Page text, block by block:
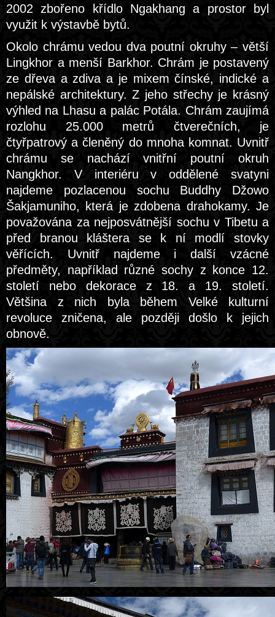
2002 zbořeno křídlo Ngakhang a prostor byl
využit k výstavbě bytů.
Okolo chrámu vedou dva poutní okruhy – větší
Lingkhor a menší Barkhor. Chrám je postavený
ze dřeva a zdiva a je mixem čínské, indické a
nepálské architektury. Z jeho střechy je krásný
výhled na Lhasu a palác Potála. Chrám zaujímá
rozlohu 25.000 metrů čtverečních, je
čtyřpatrový a členěný do mnoha komnat. Uvnitř
chrámu se nachází vnitřní poutní okruh
Nangkhor. V interiéru v oddělené svatyni
najdeme pozlacenou sochu Buddhy Džowo
Šakjamuniho, která je zdobena drahokamy. Je
považována za nejposvátnější sochu v Tibetu a
před branou kláštera se k ní modlí stovky
věřících. Uvnitř najdeme i další vzácné
předměty, například různé sochy z konce 12.
století nebo dekorace z 18. a 19. století.
Většina z nich byla během Velké kulturní
revoluce zničena, ale později došlo k jejich
obnově.